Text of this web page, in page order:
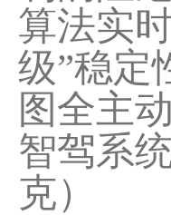
算法实
级”稳定
图全主
智驾系
克）